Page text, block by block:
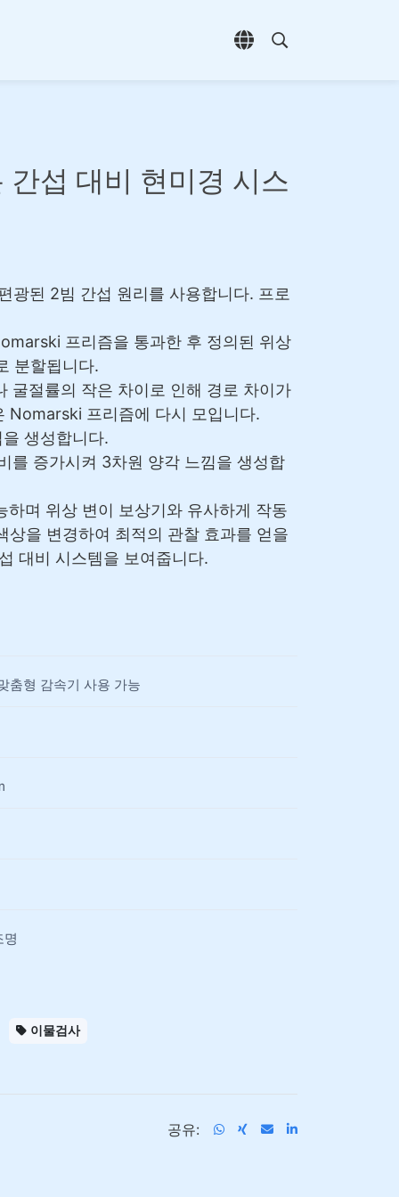
언어 선택 열기
검색 열기
섭 대비 현미경 시스
광된 2빔 간섭 원리를 사용합니다. 프로
프리즘을 통과한 후 정의된 위상
분할됩니다.
굴절률의 작은 차이로 인해 경로 차이가
Nomarski 프리즘에 다시 모입니다.
생성합니다.
를 증가시켜 3차원 양각 느낌을 생성합
며 위상 변이 보상기와 유사하게 작동
을 변경하여 최적의 관찰 효과를 얻을
대비 시스템을 보여줍니다.
춤형 감속기 사용 가능
이물검사
공유: